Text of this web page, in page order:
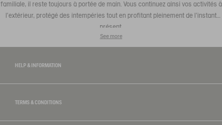
familiale, il reste toujours à portée de main. Vous continuez ainsi vos activités à
l’extérieur, protégé des intempéries tout en profitant pleinement de l’instant
présent.
See more
HELP & INFORMATION
TERMS & CONDITIONS